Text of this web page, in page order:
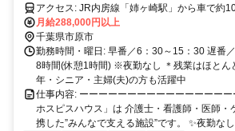
アクセス: JR内房線「姉ヶ崎駅」から車で約10分 または徒歩約25分
＊車/バイク通勤可(無料駐車場有) ＊転勤なし
月給288,000円以上
千葉県市原市
勤務時間・曜日: 早番／6：30～15：30 遅番
8時間(休憩1時間) ※夜勤なし ＊残業はほとん
年・シニア・主婦(夫)の方も活躍中
仕事内容: ーーーーーーーーーーーーーーー
ホスピスハウス」は 介護士・看護師・医師・
携した”みんなで支える施設”です。 ✨夜勤な